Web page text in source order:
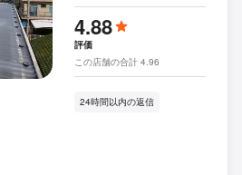
4.88
評価
この店舗の合計 4.96
24時間以内の返信